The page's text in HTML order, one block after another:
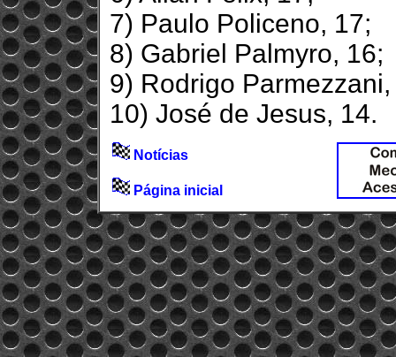
7) Paulo Policeno, 17;
8) Gabriel Palmyro, 16;
9) Rodrigo
10) José de Jesus, 14.
Notícias
Página inicial